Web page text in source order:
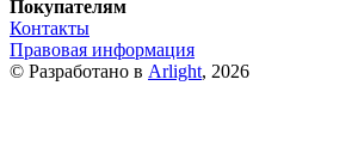
Покупателям
Контакты
Правовая информация
© Разработано в Arlight, 2026